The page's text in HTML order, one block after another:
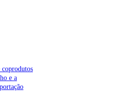
coprodutos
e a